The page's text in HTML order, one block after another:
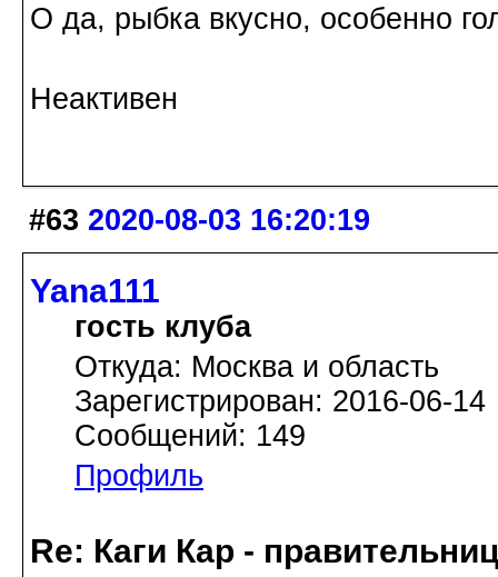
О да, рыбка вкусно, особенно
Неактивен
#63 2020-08-03 16:20:19
Yana111
гость клуба
Откуда: Москва и область
Зарегистрирован: 2016-06-14
Сообщений: 149
Профиль
Re: Каги Кар -